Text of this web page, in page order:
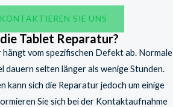
SIE UNS
Tablet Reparatur?
vom spezifischen Defekt ab. Normale
dauern selten länger als wenige Stunden.
kann sich die Reparatur jedoch um einige
Sie sich bei der Kontaktaufnahme